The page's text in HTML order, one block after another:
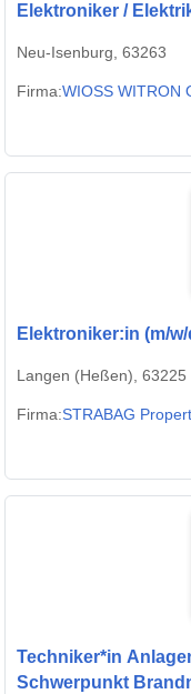
Elektroniker /
Neu-Isenburg, 63263
Firma:WIOSS WITRON
Elektroniker:in (m/
Langen (Heßen), 63225
Firma:STRABAG
Techniker*in
Schwerpunkt